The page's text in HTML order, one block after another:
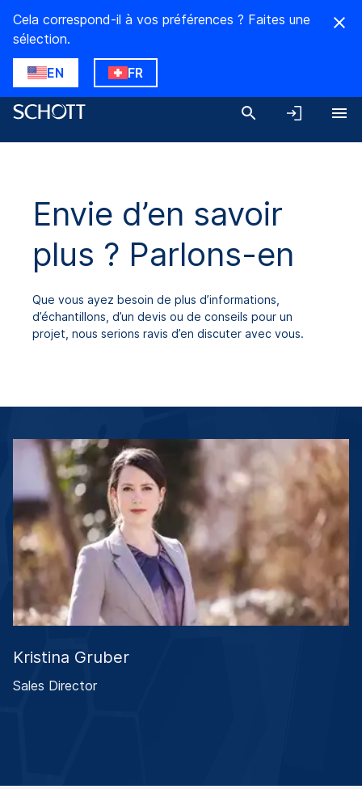
Cela correspond-il à vos préférences ? Faites une
sélection.
EN FR
Envie d’en savoir
plus ? Parlons-en
Que vous ayez besoin de plus d’informations,
d’échantillons, d’un devis ou de conseils pour un
projet, nous serions ravis d’en discuter avec vous.
Kristina Gruber
Sales Director